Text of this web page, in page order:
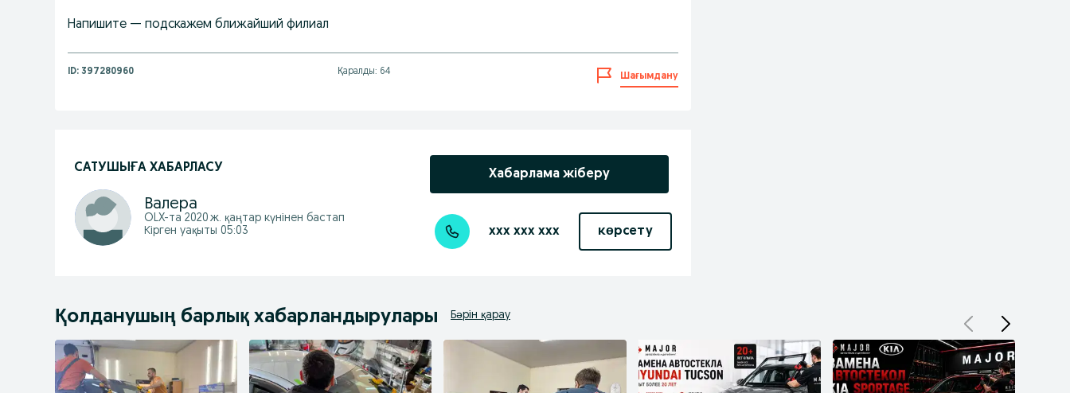
Напишите — подскажем ближайший филиал
ID: 397280960 Қаралды: 64 Шағымдану
САТУШЫҒА ХАБАРЛАСУ
Валера
OLX-та 2020 ж. қаңтар күнінен бастап
Кірген уақыты 05:03
Хабарлама жіберу
xxx xxx xxx көрсету
Қолданушың барлық хабарландырулары Бәрін қарау